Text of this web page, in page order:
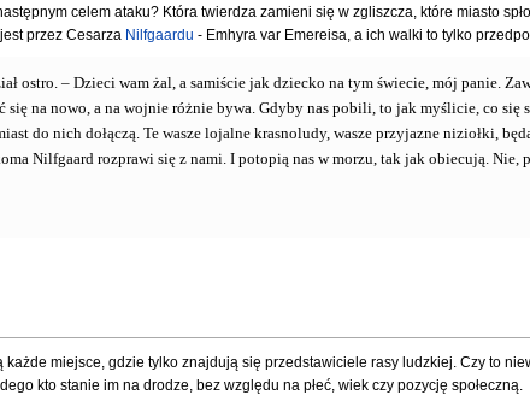
celem ataku? Która twierdza zamieni się w zgliszcza, które miasto
przez Cesarza Nilfgaardu - Emhyra var Emereisa, a ich walki to tylko
ostro. – Dzieci wam żal, a samiście jak dziecko na tym świecie, mój panie.
na nowo, a na wojnie różnie bywa. Gdyby nas pobili, to jak myślicie, co się
do nich dołączą. Te wasze lojalne krasnoludy, wasze przyjazne niziołki,
Nilfgaard rozprawi się z nami. I potopią nas w morzu, tak jak obiecują.
miejsce, gdzie tylko znajdują się przedstawiciele rasy ludzkiej. Czy to
kto stanie im na drodze, bez względu na płeć, wiek czy pozycję społeczną.